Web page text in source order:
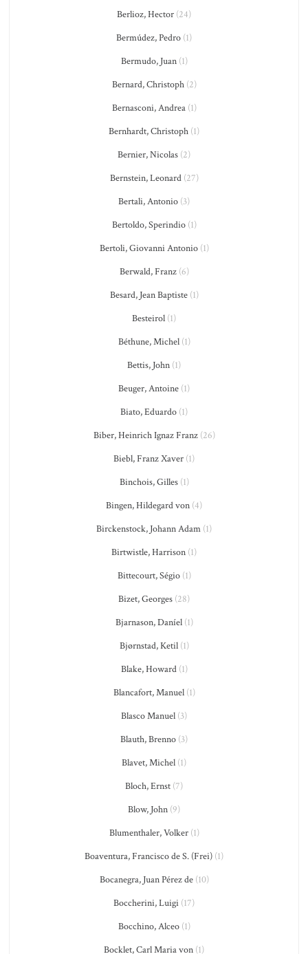
Berlioz, Hector (24)
Bermúdez, Pedro (1)
Bermudo, Juan(1)
Bernard, Christoph(2)
Bernasconi, Andrea(1)
Bernhardt, Christoph (1)
Bernier, Nicolas (2)
Bernstein, Leonard(27)
Bertali, Antonio (3)
Bertoldo, Sperindio(1)
Bertoli, Giovanni Antonio(1)
Berwald, Franz(6)
Besard, Jean Baptiste(1)
Besteirol (1)
Béthune, Michel(1)
Bettis, John (1)
Beuger, Antoine (1)
Biato, Eduardo (1)
Biber, Heinrich Ignaz Franz(26)
Biebl, Franz Xaver (1)
Binchois, Gilles(1)
Bingen, Hildegard von (4)
Birckenstock, Johann Adam (1)
Birtwistle, Harrison (1)
Bittecourt, Ségio(1)
Bizet, Georges (28)
Bjarnason, Daníel(1)
Bjørnstad, Ketil(1)
Blake, Howard(1)
Blancafort, Manuel(1)
Blasco Manuel (3)
Blauth, Brenno (3)
Blavet, Michel (1)
Bloch, Ernst (7)
Blow, John (9)
Blumenthaler, Volker(1)
Boaventura, Francisco de S. (Frei) (1)
Bocanegra, Juan Pérez de(10)
Boccherini, Luigi (17)
Bocchino, Alceo(1)
Bocklet, Carl Maria von (1)